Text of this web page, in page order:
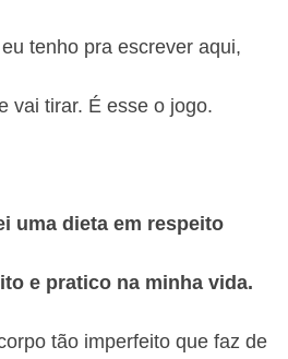
tenho pra escrever aqui,
vai tirar. É esse o jogo.
uma dieta em respeito
e pratico na minha vida.
tão imperfeito que faz de